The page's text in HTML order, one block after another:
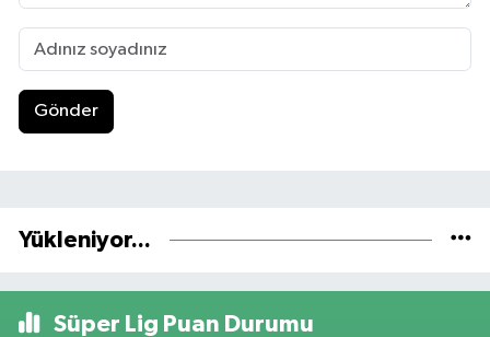
Gönder
Yükleniyor...
Süper Lig Puan Durumu